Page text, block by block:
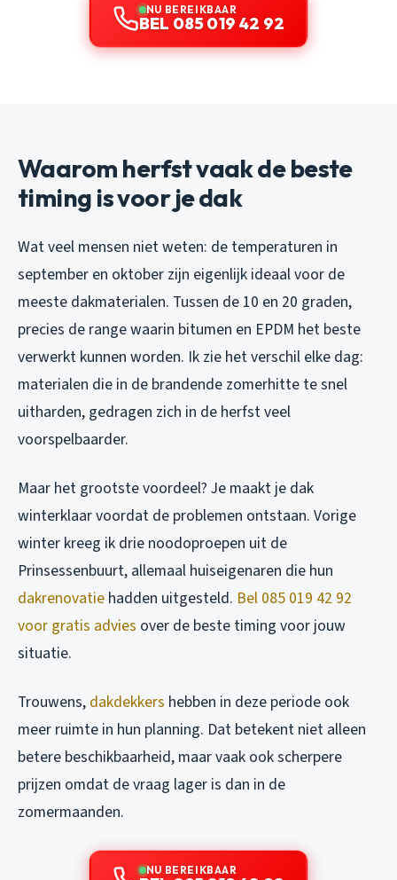
NU BEREIKBAAR
BEL 085 019 42 92
Waarom herfst vaak de beste
timing is voor je dak
Wat veel mensen niet weten: de temperaturen in
september en oktober zijn eigenlijk ideaal voor de
meeste dakmaterialen. Tussen de 10 en 20 graden,
precies de range waarin bitumen en EPDM het beste
verwerkt kunnen worden. Ik zie het verschil elke dag:
materialen die in de brandende zomerhitte te snel
uitharden, gedragen zich in de herfst veel
voorspelbaarder.
Maar het grootste voordeel? Je maakt je dak
winterklaar voordat de problemen ontstaan. Vorige
winter kreeg ik drie noodoproepen uit de
Prinsessenbuurt, allemaal huiseigenaren die hun
dakrenovatie hadden uitgesteld. Bel 085 019 42 92
voor gratis advies over de beste timing voor jouw
situatie.
Trouwens, dakdekkers hebben in deze periode ook
meer ruimte in hun planning. Dat betekent niet alleen
betere beschikbaarheid, maar vaak ook scherpere
prijzen omdat de vraag lager is dan in de
zomermaanden.
NU BEREIKBAAR